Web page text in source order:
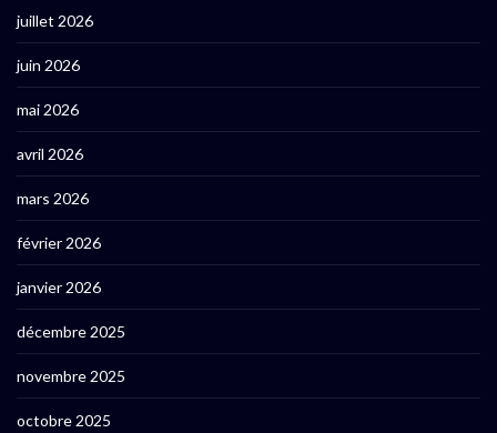
juillet 2026
juin 2026
mai 2026
avril 2026
mars 2026
février 2026
janvier 2026
décembre 2025
novembre 2025
octobre 2025